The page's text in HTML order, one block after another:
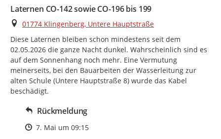
Laternen CO-142 sowie CO-196 bis 199
Ort
01774 Klingenberg, Untere Hauptstraße
Diese Laternen bleiben schon mindestens seit dem
02.05.2026 die ganze Nacht dunkel. Wahrscheinlich sind es
auf dem Sonnenhang noch mehr. Eine Vermutung
meinerseits, bei den Bauarbeiten der Wasserleitung zur
alten Schule (Untere Hauptstraße 8) wurde das Kabel
beschädigt.
Rückmeldung
Zeitpunkt des Erstellens
7. Mai um 09:15